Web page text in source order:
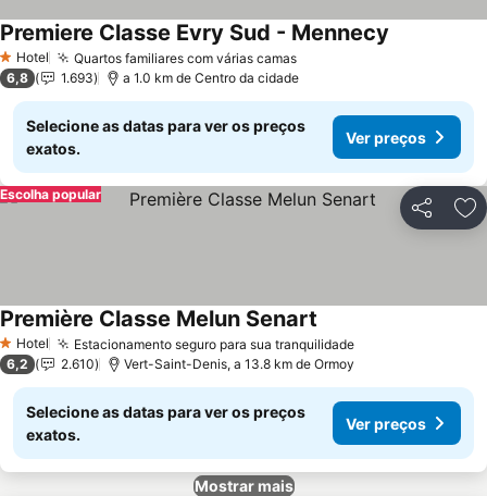
1 Estrelas
Hotel Quartos familiares com várias camasVer preços
Premiere Classe Evry Sud - Mennecy
6,8 1.693 a 1.0 km de Centro da cidade
Selecione as datas para ver os preços
exatos.
Ver preços
Partilhar
Escolha popular
1 Estrelas
Hotel Estacionamento seguro para sua tranquilidadeVer preços
Première Classe Melun Senart
6,2 2.610 Vert-Saint-Denis, a 13.8 km de Ormoy
Selecione as datas para ver os preços
exatos.
Ver preços
Mostrar mais